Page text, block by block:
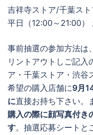
吉祥寺ストア/千葉ス
平日（12:00～21:00）
事前抽選の参加方法は
リントアウトしご記入
ア・千葉ストア・渋谷
希望の購入店舗に9月
に直接お持ち下さい。
購入の際に顔写真付き
す。抽選応募シートと